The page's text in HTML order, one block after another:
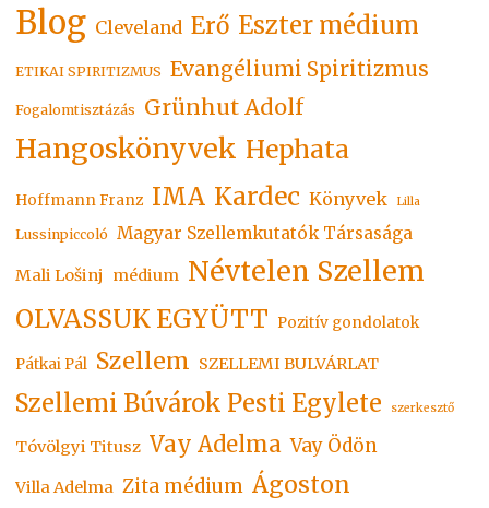
Blog Cleveland Erő Eszter médium
ETIKAI SPIRITIZMUS Evangéliumi Spiritizmus
Fogalomtisztázás Grünhut Adolf
Hangoskönyvek Hephata
Hoffmann Franz IMA Kardec Könyvek Lilla
Lussinpiccoló Magyar Szellemkutatók Társasága
Mali Lošinj médium Névtelen Szellem
OLVASSUK EGYÜTT Pozitív gondolatok
Pátkai Pál Szellem SZELLEMI BULVÁRLAT
Szellemi Búvárok Pesti Egylete szerkesztő
Tóvölgyi Titusz Vay Adelma Vay Ödön
Villa Adelma Zita médium Ágoston